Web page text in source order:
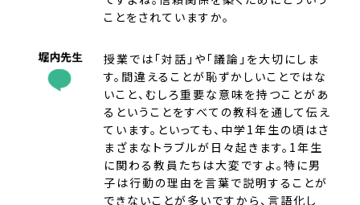
ことをされていますか。
授業では「対話」や「議論」を大切にしま
す。間違えることが恥ずかしいことではな
いこと、むしろ重要な意味を持つことがあ
るということをすべての教科を通して伝え
ています。といっても、中学1年生の頃はさ
まざまなトラブルが日々起きます。1年生
に関わる教員たちは大変ですよ。特に男
子は行動の理由を言葉で説明することが
できないことが多いですから、言語化し